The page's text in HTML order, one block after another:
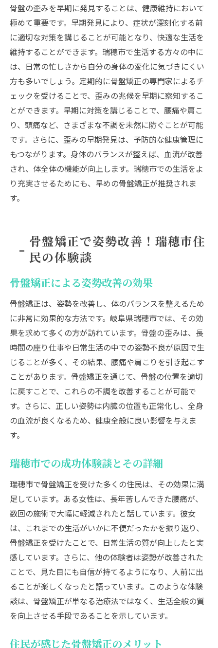
骨盤の歪みを早期に発見することは、健康維持において
極めて重要です。早期発見により、症状が深刻化する前
に適切な対策を講じることが可能となり、快適な生活を
維持することができます。瑞穂市で生活する方々の中に
は、日常の忙しさから自分の身体の変化に気づきにくい
方も多いでしょう。定期的に骨盤矯正の専門家によるチ
ェックを受けることで、歪みの兆候を早期に察知するこ
とができます。早期に対策を講じることで、腰痛や肩こ
り、頭痛など、さまざまな不調を未然に防ぐことが可能
です。さらに、歪みの早期発見は、予防的な健康管理に
もつながります。身体のバランスが整えば、血流が改善
され、体全体の機能が向上します。瑞穂市での生活をよ
り充実させるためにも、早めの骨盤矯正が推奨されま
す。
骨盤矯正で姿勢改善！瑞穂市住
民の体験談
骨盤矯正による姿勢改善の効果
骨盤矯正は、姿勢を改善し、体のバランスを整えるため
に非常に効果的な方法です。岐阜県瑞穂市では、その効
果を求めて多くの方が訪れています。骨盤の歪みは、長
時間の座り仕事や日常生活の中での姿勢不良が原因で生
じることが多く、その結果、腰痛や肩こりを引き起こす
ことがあります。骨盤矯正を通じて、骨盤の位置を適切
に戻すことで、これらの不調を改善することが可能で
す。さらに、正しい姿勢は内臓の位置も正常化し、全身
の血流が良くなるため、健康全般に良い影響を与えま
す。
瑞穂市での成功体験談とその詳細
瑞穂市で骨盤矯正を受けた多くの住民は、その効果に満
足しています。ある女性は、長年苦しんできた腰痛が、
数回の施術で大幅に軽減されたと話しています。彼女
は、これまでの生活がいかに不便だったかを振り返り、
骨盤矯正を受けたことで、日常生活の質が向上したと実
感しています。さらに、他の体験者は姿勢が改善された
ことで、見た目にも自信が持てるようになり、人前に出
ることが楽しくなったと語っています。このような体験
談は、骨盤矯正が単なる治療法ではなく、生活全般の質
を向上させる手段であることを示しています。
住民が感じた骨盤矯正のメリット